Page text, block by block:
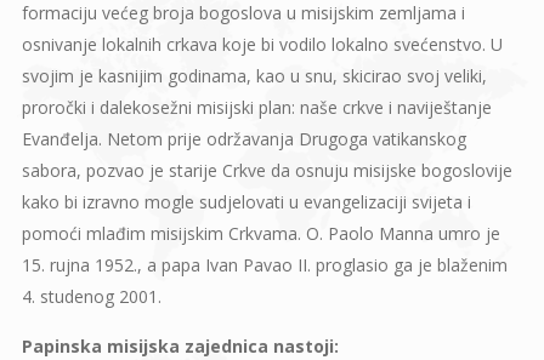
formaciju većeg broja bogoslova u misijskim zemljama i
osnivanje lokalnih crkava koje bi vodilo lokalno svećenstvo. U
svojim je kasnijim godinama, kao u snu, skicirao svoj veliki,
proročki i dalekosežni misijski plan: naše crkve i naviještanje
Evanđelja. Netom prije održavanja Drugoga vatikanskog
sabora, pozvao je starije Crkve da osnuju misijske bogoslovije
kako bi izravno mogle sudjelovati u evangelizaciji svijeta i
pomoći mlađim misijskim Crkvama. O. Paolo Manna umro je
15. rujna 1952., a papa Ivan Pavao II. proglasio ga je blaženim
4. studenog 2001.
Papinska misijska zajednica nastoji: